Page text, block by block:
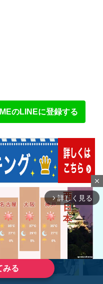
ラーで手放すのはもったいない！
クルマも高価買取
みる
のLINEに登録する
close
arrow_forward_ios 詳しく見る